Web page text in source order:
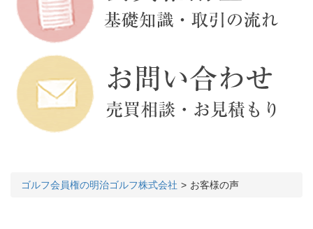
ゴルフ会員権の明治ゴルフ株式会社 お客様の声